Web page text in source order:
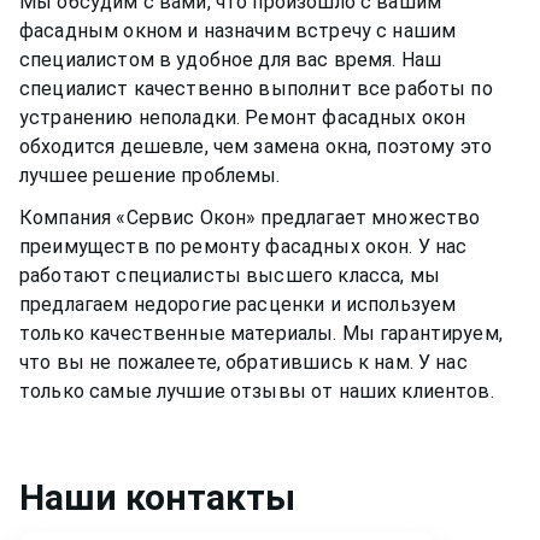
фасадным окном и назначим встречу с нашим
специалистом в удобное для вас время. Наш
специалист качественно выполнит все работы по
устранению неполадки. Ремонтфасадных окон
обходится дешевле, чем замена окна, поэтому это
лучшее решение проблемы.
Компания «Сервис Окон» предлагает множество
преимуществ по ремонту фасадных окон. У нас
работают специалисты высшего класса, мы
предлагаем недорогие расценки и используем
только качественные материалы. Мы гарантируем,
что вы не пожалеете, обратившись к нам. У нас
только самые лучшие отзывы от наших клиентов.
Наши контакты